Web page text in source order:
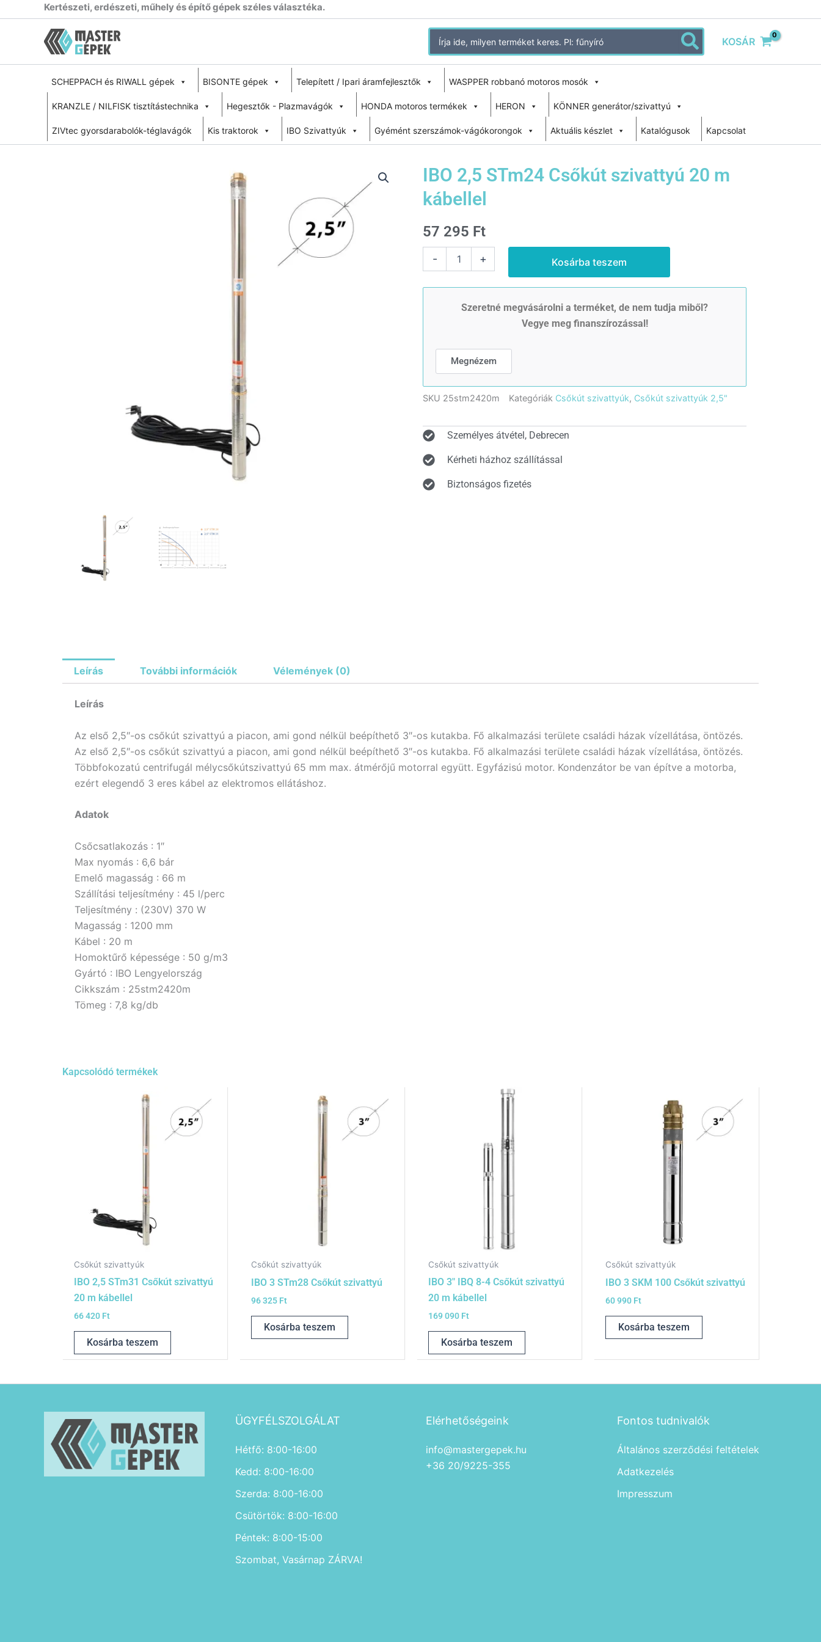
Kertészeti, erdészeti, műhely és építő gépek széles választéka.
Search
for:
KOSÁR
SCHEPPACH és RIWALL gépek BISONTE gépek Telepített / Ipari áramfejlesztők WASPPER robbanó motoros mosók
KRANZLE / NILFISK tisztítástechnika Hegesztők - Plazmavágók HONDA motoros termékek HERON KÖNNER generátor/szivattyú
ZIVtec gyorsdarabolók-téglavágók Kis traktorok IBO Szivattyúk Gyémént szerszámok-vágókorongok Aktuális készlet Katalógusok Kapcsolat
IBO 2,5 STm24 Csőkút szivattyú 20 m
kábellel
57 295 Ft
-
Csőkút
mennyiség
+ Kosárba teszem
Szeretné megvásárolni a terméket, de nem tudja miből?
Vegye meg finanszírozással!
Megnézem
SKU 25stm2420m Kategóriák Csőkút szivattyúk, Csőkút szivattyúk 2,5"
Személyes átvétel, Debrecen
Kérheti házhoz szállítással
Biztonságos fizetés
Leírás További információk Vélemények (0)
Leírás
Az első 2,5″-os csőkút szivattyú a piacon, ami gond nélkül beépíthető 3″-os kutakba. Fő alkalmazási területe családi házak vízellátása, öntözés.
Az első 2,5″-os csőkút szivattyú a piacon, ami gond nélkül beépíthető 3″-os kutakba. Fő alkalmazási területe családi házak vízellátása, öntözés.
Többfokozatú centrifugál mélycsőkútszivattyú 65 mm max. átmérőjű motorral együtt. Egyfázisú motor. Kondenzátor be van építve a motorba,
ezért elegendő 3 eres kábel az elektromos ellátáshoz.
Adatok
Csőcsatlakozás : 1″
Max nyomás : 6,6 bár
Emelő magasság : 66 m
Szállítási teljesítmény : 45 l/perc
Teljesítmény : (230V) 370 W
Magasság : 1200 mm
Kábel : 20 m
Homoktűrő képessége : 50 g/m3
Gyártó : IBO Lengyelország
Cikkszám : 25stm2420m
Tömeg : 7,8 kg/db
Kapcsolódó termékek
Csőkút szivattyúk
IBO 2,5 STm31 Csőkút szivattyú
20 m kábellel
66 420 Ft
Kosárba teszem
Csőkút szivattyúk
IBO 3 STm28 Csőkút szivattyú
96 325 Ft
Kosárba teszem
Csőkút szivattyúk
IBO 3″ IBQ 8-4 Csőkút szivattyú
20 m kábellel
169 090 Ft
Kosárba teszem
Csőkút szivattyúk
IBO 3 SKM 100 Csőkút szivattyú
60 990 Ft
Kosárba teszem
ÜGYFÉLSZOLGÁLAT
Hétfő: 8:00-16:00
Kedd: 8:00-16:00
Szerda: 8:00-16:00
Csütörtök: 8:00-16:00
Péntek: 8:00-15:00
Szombat, Vasárnap ZÁRVA!
Elérhetőségeink
info@mastergepek.hu
+36 20/9225-355
Fontos tudnivalók
Általános szerződési feltételek
Adatkezelés
Impresszum